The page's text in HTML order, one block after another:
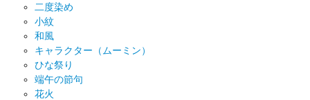
二度染め
小紋
和風
キャラクター（ムーミン）
ひな祭り
端午の節句
花火